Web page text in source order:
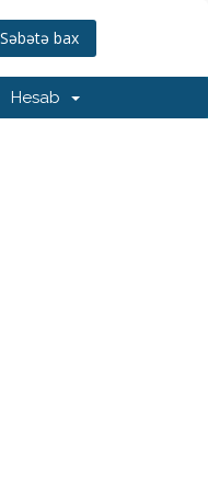
Səbətə bax
Hesab